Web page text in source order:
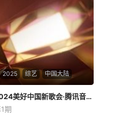
2025 综艺 中国大陆
2024美好中国新歌会·腾讯音乐榜样年度荣誉之夜
周深
2024美好中国新歌会·腾讯音乐榜样年度荣誉之夜
期